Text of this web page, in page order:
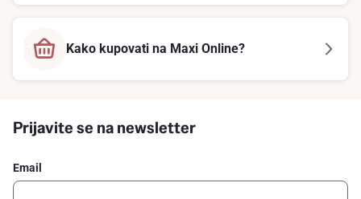
Kako kupovati na Maxi Online?
Prijavite se na newsletter
Email